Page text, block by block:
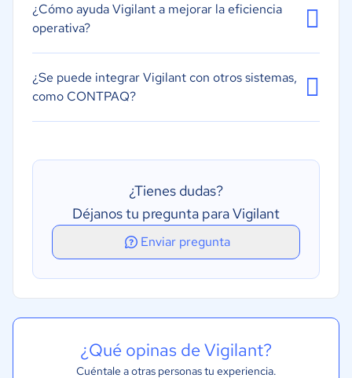
¿Cómo ayuda Vigilant a mejorar la eficiencia
operativa?
¿Se puede integrar Vigilant con otros sistemas,
como CONTPAQ?
¿Tienes dudas?
Déjanos tu pregunta para Vigilant
Enviar pregunta
¿Qué opinas de Vigilant?
Cuéntale a otras personas tu experiencia.